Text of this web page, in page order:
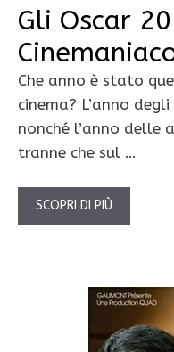
Gli Oscar
Che anno è stato
cinema? L’anno
nonché l’anno delle
tranne che sul …
SCOPRI DI PIÙ